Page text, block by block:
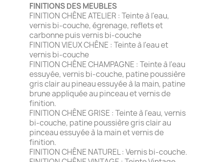
FINITIONS DES MEUBLES
FINITION CHÊNE ATELIER : Teinte à l'eau,
vernis bi-couche, égrenage, reflets et
carbonne puis vernis bi-couche
FINITION VIEUX CHÊNE : Teinte à l'eau et
vernis bi-couche
FINITION CHÊNE CHAMPAGNE : Teinte à l'eau
essuyée, vernis bi-couche, patine poussière
gris clair au pineau essuyée à la main, patine
brune appliquée au pinceau et vernis de
finition.
FINITION CHÊNE GRISE : Teinte à l'eau, vernis
bi-couche, patine poussière gris clair au
pinceau essuyée à la main et vernis de
finition.
FINITION CHÊNE NATUREL : Vernis bi-couche.